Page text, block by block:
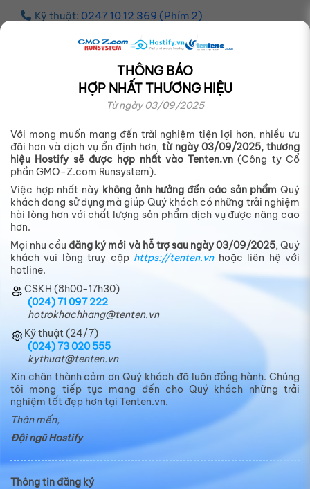
Kỹ thuật: 0247 10 12 369 (Phím 2)
13 cách khắc phục taskbar win 10 bị lỗi
nhanh chóng nhất
Trong bài viết này Hostify.vn sẽ giải thích nguyên
nhân và hướng dẫn b...
« ‹ 1
CHUYÊN MỤC TIN TỨC
Tin công ty
THÔNG BÁO
HỢP NHẤT THƯƠNG HIỆU
Từ ngày 03/09/2025
Với mong muốn mang đến trải nghiệm tiện lợi hơn, nhiều ưu
đãi hơn và dịch vụ ổn định hơn,từ ngày 03/09/2025, thương
hiệu Hostify sẽ được hợp nhất vào Tenten.vn (Công ty Cổ
phần GMO-Z.com Runsystem).
Việc hợp nhất này không ảnh hưởng đến các sản phẩm Quý
khách đang sử dụng mà giúp Quý khách có những trải nghiệm
hài lòng hơn với chất lượng sản phẩm dịch vụ được nâng cao
hơn.
Mọi nhu cầu đăng ký mới và hỗ trợ sau ngày 03/09/2025, Quý
khách vui lòng truy cập https://tenten.vnhoặc liên hệ với
hotline.
CSKH (8h00-17h30)
(024) 71 097 222
hotrokhachhang@tenten.vn
Kỹ thuật (24/7)
(024) 73 020 555
kythuat@tenten.vn
Xin chân thành cảm ơn Quý khách đã luôn đồng hành. Chúng
tôi mong tiếp tục mang đến cho Quý khách những trải
nghiệm tốt đẹp hơn tại Tenten.vn.
Thân mến,
Đội ngũ Hostify
Thông tin đăng ký